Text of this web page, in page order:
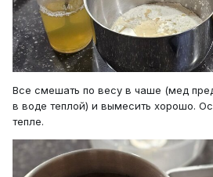
Все смешать по весу в чаше (мед
в воде теплой) и вымесить хорошо.
тепле.